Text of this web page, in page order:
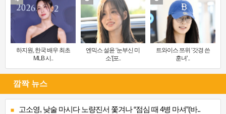
하지원, 한국 배우 최초
MLB 시..
엔믹스 설윤 ‘눈부신 미
소’[포..
트와이스 쯔위 ‘갓경 쓴
훈녀’..
깜짝 뉴스
고소영, 낮술 마시다 노량진서 쫓겨나 “점심 때 4병 마셔”(바..